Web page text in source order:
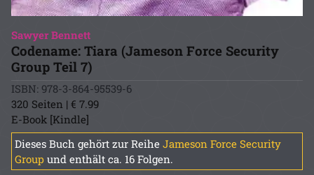
Sawyer Bennett
Codename: Tiara (Jameson Force Security
Group Teil 7)
ISBN: 978-3-864-95539-6
320 Seiten | € 7.99
E-Book [Kindle]
Dieses Buch gehört zur Reihe Jameson Force Security
Group und enthält ca. 16 Folgen.